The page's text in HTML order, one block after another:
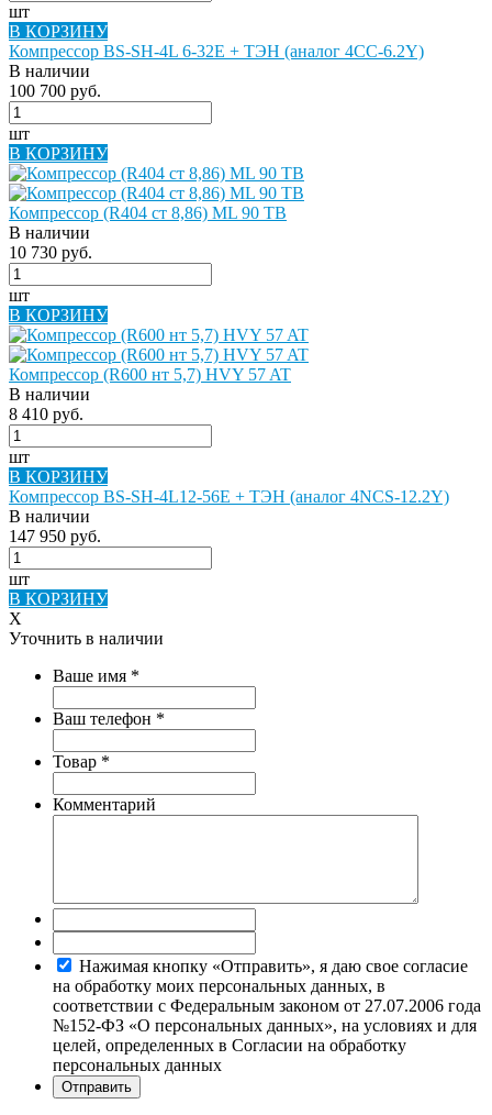
шт
В КОРЗИНУ
Компрессор BS-SH-4L 6-32E + ТЭН (аналог 4CC-6.2Y)
В наличии
100 700 руб.
шт
В КОРЗИНУ
Компрессор (R404 ст 8,86) ML 90 TB
В наличии
10 730 руб.
шт
В КОРЗИНУ
Компрессор (R600 нт 5,7) HVY 57 AT
В наличии
8 410 руб.
шт
В КОРЗИНУ
Компрессор BS-SH-4L12-56E + ТЭН (аналог 4NCS-12.2Y)
В наличии
147 950 руб.
шт
В КОРЗИНУ
X
Уточнить в наличии
Ваше имя *
Ваш телефон *
Товар *
Комментарий
Нажимая кнопку «Отправить», я даю свое согласие
на обработку моих персональных данных, в
соответствии с Федеральным законом от 27.07.2006 года
№152-ФЗ «О персональных данных», на условиях и для
целей, определенных в Согласии на обработку
персональных данных